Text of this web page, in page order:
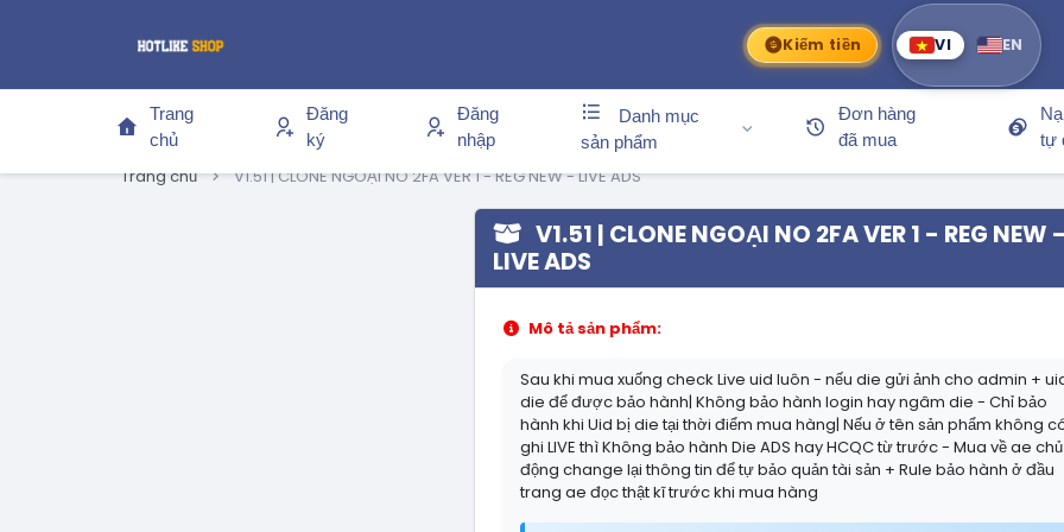
Kiếm tiền VI EN
Trang
chủ
Đăng
ký
Đăng
nhập
Danh mục
sản phẩm
Đơn hàng
đã mua
tự
Trang chủ V1.51 | CLONE NGOẠI NO 2FA VER 1 - REG NEW - LIVE ADS
V1.51 | CLONE NGOẠI NO 2FA VER 1 - REG NEW
LIVE ADS
Mô tả sản phẩm:
Sau khi mua xuống check Live uid luôn - nếu die gửi ảnh cho admin +
die để được bảo hành| Không bảo hành login hay ngâm die - Chỉ bảo
hành khi Uid bị die tại thời điểm mua hàng| Nếu ở tên sản phẩm không
ghi LIVE thì Không bảo hành Die ADS hay HCQC từ trước - Mua về ae chủ
động change lại thông tin để tự bảo quản tài sản + Rule bảo hành ở đầu
trang ae đọc thật kĩ trước khi mua hàng